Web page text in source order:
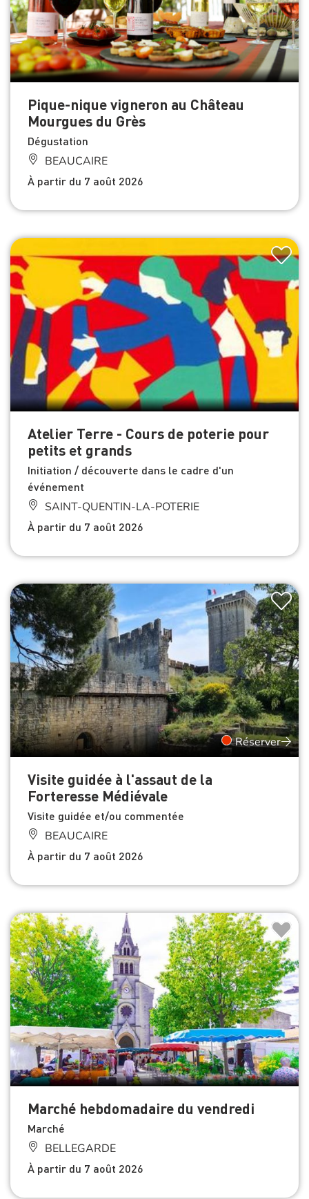
Pique-nique vigneron au Château
Mourgues du Grès
Dégustation
BEAUCAIRE
À partir du 7 août 2026
Atelier Terre - Cours de poterie pour
petits et grands
Initiation / découverte dans le cadre d'un
événement
SAINT-QUENTIN-LA-POTERIE
À partir du 7 août 2026
Réserver
Visite guidée à l'assaut de la
Forteresse Médiévale
Visite guidée et/ou commentée
BEAUCAIRE
À partir du 7 août 2026
Marché hebdomadaire du vendredi
Marché
BELLEGARDE
À partir du 7 août 2026